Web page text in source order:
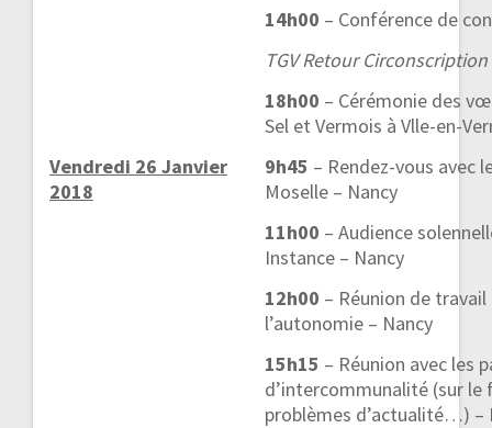
14h00 – Conférence de
TGV Retour Circonscription
18h00 – Cérémonie des
Sel et Vermois à Vlle-en-
Vendredi 26 Janvier
2018
9h45 – Rendez-vous avec
Moselle – Nancy
11h00 – Audience
Instance – Nancy
12h00 – Réunion de
l’autonomie – Nancy
15h15 – Réunion avec les
d’intercommunalité (sur
problèmes d’actualité…) –